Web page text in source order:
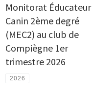
Monitorat Éducateur
Canin 2ème degré
(MEC2) au club de
Compiègne 1er
trimestre 2026
2026